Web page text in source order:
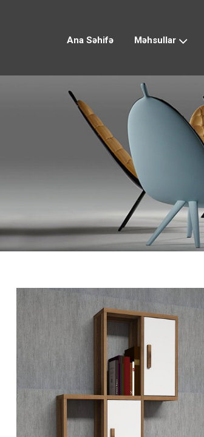
Ana Səhifə Məhsullar